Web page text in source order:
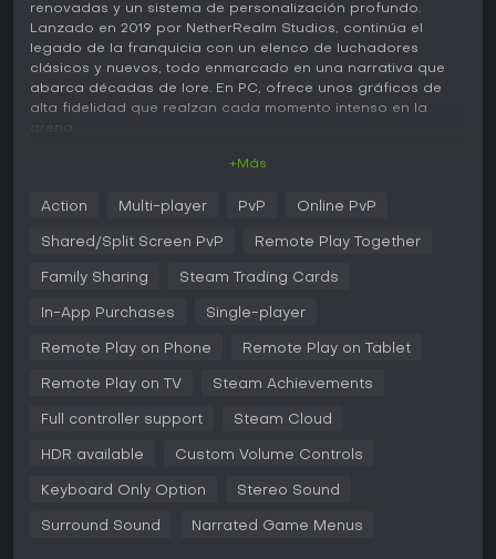
renovadas y un sistema de personalización profundo.
Lanzado en 2019 por NetherRealm Studios, continúa el
legado de la franquicia con un elenco de luchadores
clásicos y nuevos, todo enmarcado en una narrativa que
abarca décadas de lore. En PC, ofrece unos gráficos de
alta fidelidad que realzan cada momento intenso en la
arena.
uno, donde el timing y la estrategia marcan la diferencia.
Los luchadores combinan ataques básicos, movimientos
Su gran atractivo es el sistema Kustom Variation, que
distintas habilidades y mejoras para adaptarse a varios
activan con la vida por debajo del 30 por ciento, infligiendo
un daño brutal pero solo una vez por partida. Los Krushing
Blows elevan la experiencia al convertir ciertos ataques en
golpes críticos de alto daño con efectos impactantes. La
ventanas para contraataques. Los finishers como Fatalities
reforzando el enfoque en un combate visceral y basado en
+Más
Action Multi-player PvP Online PvP
Shared/Split Screen PvP Remote Play Together
Family Sharing Steam Trading Cards
In-App Purchases Single-player
Remote Play on Phone Remote Play on Tablet
Remote Play on TV Steam Achievements
Full controller support Steam Cloud
HDR available Custom Volume Controls
Keyboard Only Option Stereo Sound
Surround Sound Narrated Game Menus